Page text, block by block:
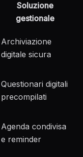
Soluzione
gestionale
Archiviazione
digitale sicura
Questionari digitali
precompilati
Agenda condivisa
e reminder